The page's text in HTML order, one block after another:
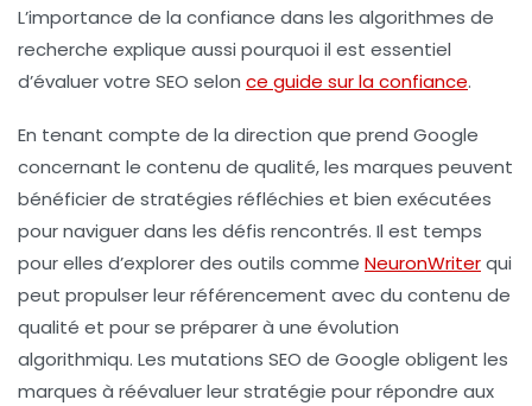
L’importance de la confiance dans les algorithmes de
recherche explique aussi pourquoi il est essentiel
d’évaluer votre SEO selon ce guide sur la confiance.
En tenant compte de la direction que prend Google
concernant le contenu de qualité, les marques peuvent
bénéficier de stratégies réfléchies et bien exécutées
pour naviguer dans les défis rencontrés. Il est temps
pour elles d’explorer des outils comme NeuronWriterqui
peut propulser leur référencement avec du contenu de
qualité et pour se préparer à une évolution
algorithmiqu. Les mutations SEO de Google obligent les
marques à réévaluer leur stratégie pour répondre aux